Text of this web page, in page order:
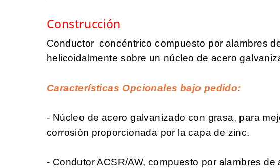
Construcción
Conductor concéntrico compuesto por alambres
helicoidalmente sobre un núcleo de acero
Características Opcionales bajo pedido:
- Núcleo de acero galvanizado con grasa, para
corrosión proporcionada por la capa de zinc.
- Condutor ACSR/AW, compuesto por alambres